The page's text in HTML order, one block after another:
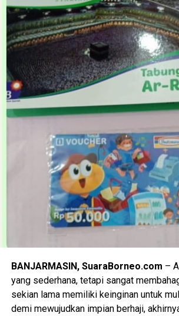
UPZ Bank Kalsel dalam Program
salah satu bentuk pendayagunaan dana
sedekah yang diarahkan untuk
kepada masyarakat yang membutuhkan,
mendukung peningkatan akses
“Melalui bantuan tersebut, para siswa(i)
diharapkan dapat lebih fokus mengikuti
pembelajaran tanpa harus terlalu
keterbatasan ekonomi keluarga.
satu instrumen penting dalam
sumber daya manusia sekaligus
generasi muda untuk memiliki masa
Bank Kalsel melalui UPZ Bank Kalsel
agar dana zakat yang dipercayakan oleh
disalurkan secara tepat sasaran kepada
keagamaan,” ungkapnya.
Bantuan kepada 54 siswa SMK Maestro
Banjarmasin ini menjadi salah satu wujud
BANJARMASIN, SuaraBorneo.com –
yang sederhana, tetapi sangat
sekian lama memiliki keinginan untuk
demi mewujudkan impian berhaji,